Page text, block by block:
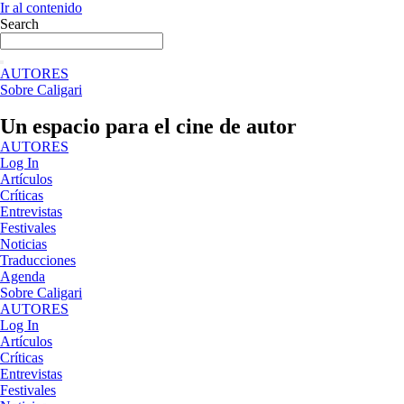
Ir al contenido
Search
AUTORES
Sobre Caligari
Un espacio para el cine de autor
AUTORES
Log In
Artículos
Críticas
Entrevistas
Festivales
Noticias
Traducciones
Agenda
Sobre Caligari
AUTORES
Log In
Artículos
Críticas
Entrevistas
Festivales